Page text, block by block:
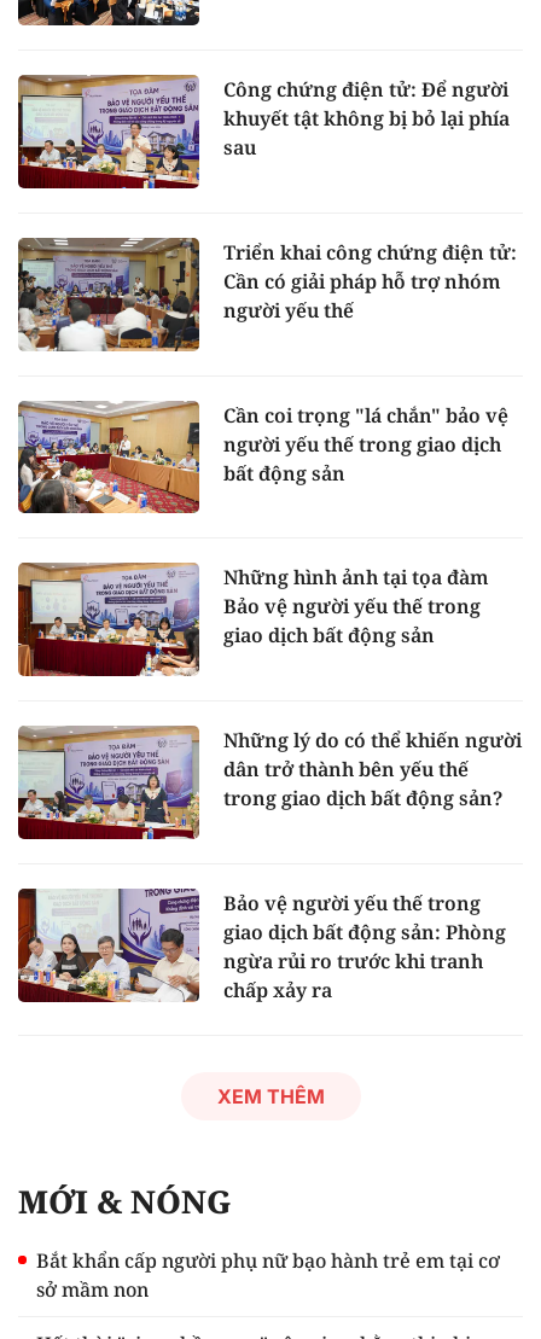
Công chứng điện tử: Để người
khuyết tật không bị bỏ lại phía
sau
Triển khai công chứng điện tử:
Cần có giải pháp hỗ trợ nhóm
người yếu thế
Cần coi trọng "lá chắn" bảo vệ
người yếu thế trong giao dịch
bất động sản
Những hình ảnh tại tọa đàm
Bảo vệ người yếu thế trong
giao dịch bất động sản
Những lý do có thể khiến người
dân trở thành bên yếu thế
trong giao dịch bất động sản?
Bảo vệ người yếu thế trong
giao dịch bất động sản: Phòng
ngừa rủi ro trước khi tranh
chấp xảy ra
XEM THÊM
MỚI & NÓNG
Bắt khẩn cấp người phụ nữ bạo hành trẻ em tại cơ
sở mầm non